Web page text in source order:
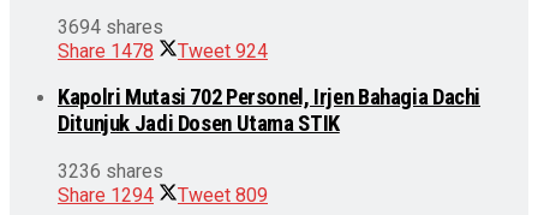
3694 shares
Share 1478 Tweet 924
Kapolri Mutasi 702 Personel, Irjen Bahagia Dachi
Ditunjuk Jadi Dosen Utama STIK
3236 shares
Share 1294 Tweet 809